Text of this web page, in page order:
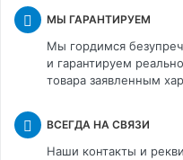
МЫ ГАРАНТИРУЕМ
Мы гордимся
и гарантируем
товара заявленным
ВСЕГДА НА СВЯЗИ
Наши контакты и